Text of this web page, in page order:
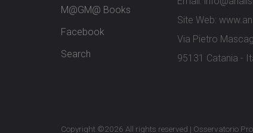
M@GM@ Books
Facebook
Search
Site Web:
Via Pietro
95131 Catania -
Copyright ©2026 All rights reserved | Osservatorio